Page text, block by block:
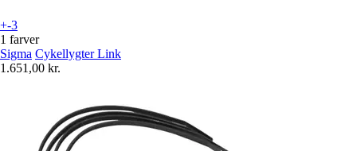
+-3
1 farver
Sigma Cykellygter Link
1.651,00 kr.